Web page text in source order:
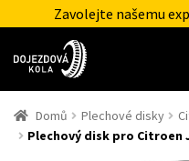
Zavolejte našemu
Domů Plechové disky
Plechový disk pro Citroen